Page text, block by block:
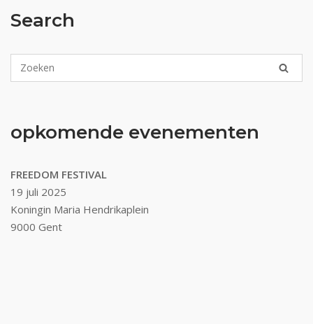
Search
opkomende evenementen
FREEDOM FESTIVAL
19 juli 2025
Koningin Maria Hendrikaplein
9000 Gent